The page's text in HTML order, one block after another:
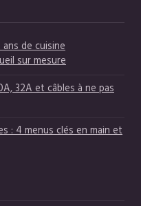
ans de cuisine
sur mesure
32A et câbles à ne pas
: 4 menus clés en main et